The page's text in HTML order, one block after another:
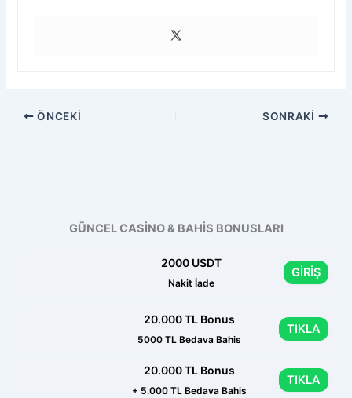
ÖNCEKI SONRAKI
GÜNCEL CASİNO & BAHİS BONUSLARI
2000 USDT
Nakit İade
GİRİŞ
20.000 TL Bonus
5000 TL Bedava Bahis
TIKLA
20.000 TL Bonus
+ 5.000 TL Bedava Bahis
TIKLA